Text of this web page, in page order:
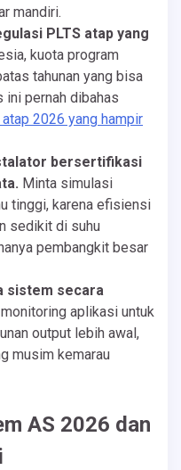
mandiri.
PLTS atap yang
kuota program
tahunan yang bisa
pernah dibahas
2026 yang hampir
bersertifikasi
Minta simulasi
tinggi, karena efisiensi
sedikit di suhu
pembangkit besar
sistem secara
monitoring aplikasi untuk
output lebih awal,
musim kemarau
AS 2026 dan